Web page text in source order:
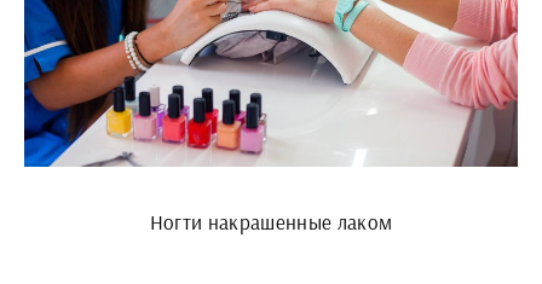
Ногти накрашенные лаком